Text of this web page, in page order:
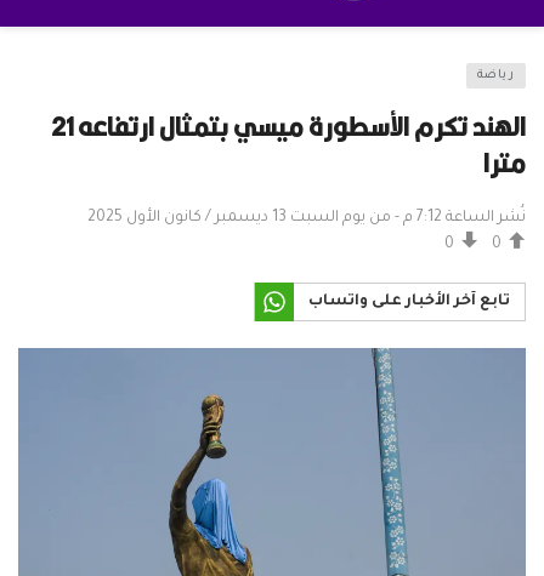
رياضة
الهند تكرم الأسطورة ميسي بتمثال ارتفاعه 21
مترا
نُشر الساعة 7:12 م - من يوم السبت 13 ديسمبر / كانون الأول 2025
0
0
تابع آخر الأخبار على واتساب